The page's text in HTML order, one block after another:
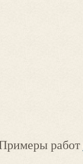
работ